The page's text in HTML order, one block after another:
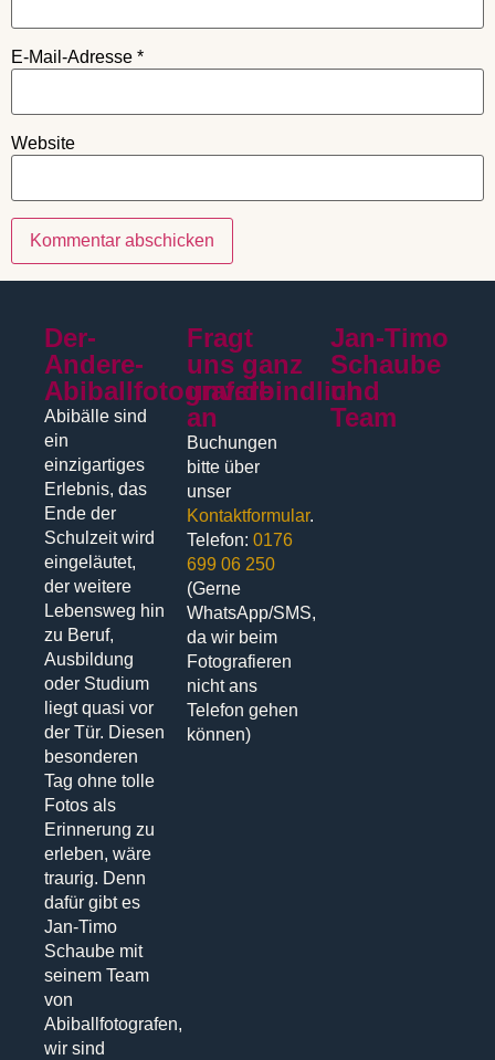
E-Mail-Adresse *
Website
Der-
Andere-
Abiballfotograf.de
Abibälle sind
ein
einzigartiges
Erlebnis, das
Ende der
Schulzeit wird
eingeläutet,
der weitere
Lebensweg hin
zu Beruf,
Ausbildung
oder Studium
liegt quasi vor
der Tür. Diesen
besonderen
Tag ohne tolle
Fotos als
Erinnerung zu
erleben, wäre
traurig. Denn
dafür gibt es
Jan-Timo
Schaube mit
seinem Team
von
Abiballfotografen,
wir sind
Fragt
uns ganz
unverbindlich
an
Buchungen
bitte über
unser
Kontaktformular.
Telefon:0176
699 06 250
(Gerne
WhatsApp/SMS,
da wir beim
Fotografieren
nicht ans
Telefon gehen
können)
Jan-Timo
Schaube
und
Team